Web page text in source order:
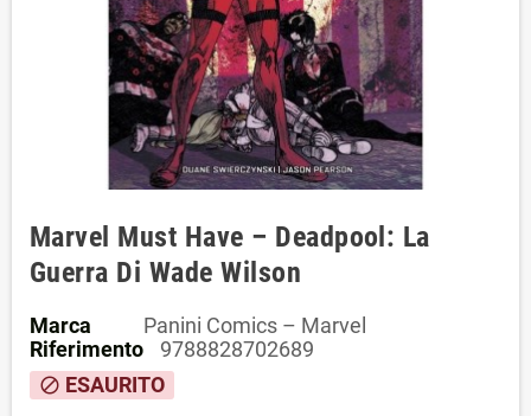
Marvel Must Have – Deadpool: La
Guerra Di Wade Wilson
Marca
Panini Comics – Marvel
Riferimento
9788828702689
block ESAURITO